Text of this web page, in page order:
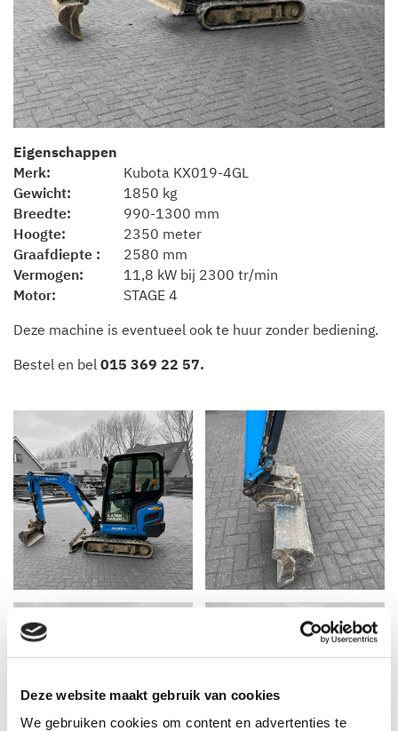
Deze website maakt gebruik van cookies
We gebruiken cookies om content en advertenties te
Eigenschappen
Merk
Kubota KX019-4GL
Gewicht
1850 kg
Breedte
990-1300 mm
Hoogte
2350 meter
Graafdiepte
2580 mm
Vermogen
11,8 kW bij 2300 tr/min
Motor
STAGE 4
Deze machine is eventueel ook te huur zonder bediening.
Bestel en bel 015 369 22 57.